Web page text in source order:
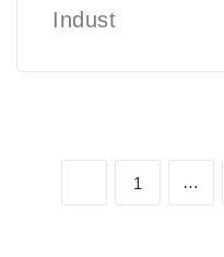
Indust
1 …